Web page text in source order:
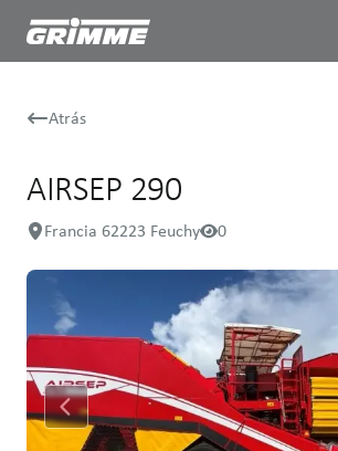
Atrás
AIRSEP 290
Francia 62223 Feuchy 0